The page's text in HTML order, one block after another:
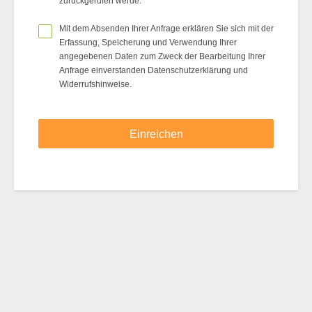
Mit dem Absenden Ihrer Anfrage erklären Sie sich mit der
Erfassung, Speicherung und Verwendung Ihrer
angegebenen Daten zum Zweck der Bearbeitung Ihrer
Anfrage einverstanden Datenschutzerklärung und
Widerrufshinweise.
Einreichen